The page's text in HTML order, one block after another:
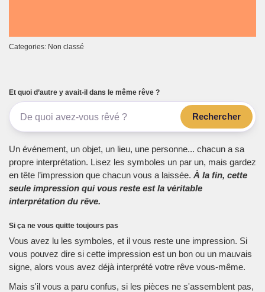
Categories: Non classé
Et quoi d’autre y avait-il dans le même rêve ?
Rechercher
Un événement, un objet, un lieu, une personne... chacun a sa
propre interprétation. Lisez les symboles un par un, mais gardez
en tête l’impression que chacun vous a laissée. À la fin, cette
seule impression qui vous reste est la véritable
interprétation du rêve.
Si ça ne vous quitte toujours pas
Vous avez lu les symboles, et il vous reste une impression. Si
vous pouvez dire si cette impression est un bon ou un mauvais
signe, alors vous avez déjà interprété votre rêve vous-même.
Mais s'il vous a paru confus, si les pièces ne s'assemblent pas,